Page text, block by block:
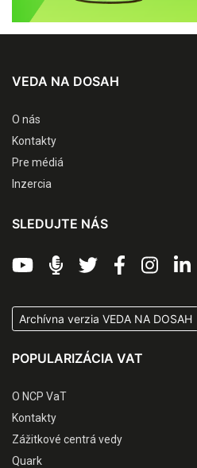
VEDA NA DOSAH
O nás
Kontakty
Pre médiá
Inzercia
SLEDUJTE NÁS
Archívna verzia VEDA NA DOSAH
POPULARIZÁCIA VAT
O NCP VaT
Kontakty
Zážitkové centrá vedy
Quark